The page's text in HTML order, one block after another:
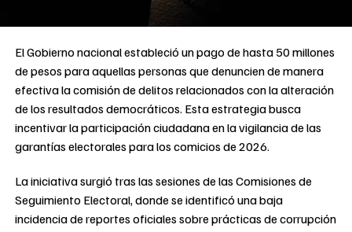
El Gobierno nacional estableció un pago de hasta 50 millones
de pesos para aquellas personas que denuncien de manera
efectiva la comisión de delitos relacionados con la alteración
de los resultados democráticos. Esta estrategia busca
incentivar la participación ciudadana en la vigilancia de las
garantías electorales para los comicios de 2026.
La iniciativa surgió tras las sesiones de las Comisiones de
Seguimiento Electoral, donde se identificó una baja
incidencia de reportes oficiales sobre prácticas de corrupción